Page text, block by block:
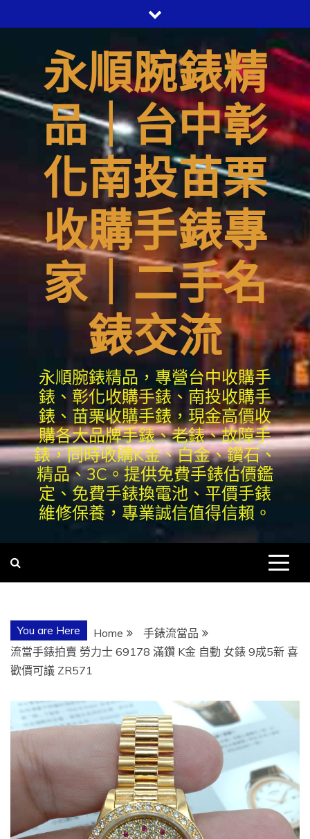
to
永順腕錶精
品｜台中彰
化南投苗栗
收購手錶專
家｜二手名
錶交流
永順腕錶精品，專營台中收購手
錶、彰化收購手錶、南投收購手
錶、苗栗收購手錶，現金高價收
購各大品牌手錶、老錶、故障手
錶，同時收購K金、白金、鑽石、
精品、3C。提供免費手錶估價鑑
定、免費手錶換電池、平價手錶
維修保養，專業誠信值得信賴。
You are Here Home
手錶流當品
流當手錶拍賣 勞力士 69178 滿鑽 K金 自動 女錶 9成5新 喜
歡價可議 ZR571